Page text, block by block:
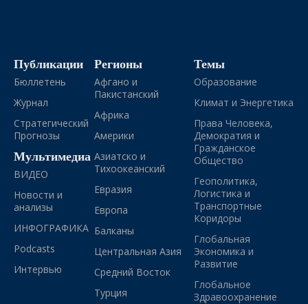
Публикации
Бюллетень
Журнал
Стратегический
Прогнозы
Мультимедиа
ВИДЕО
Новости и
анализы
ИНФОГРАФИКА
Podcasts
Интервью
Регионы
Афгано и
Пакистанский
Африка
Америки
Азиатско и
Тихоокеанский
Евразия
Европа
Балканы
Центральная Азия
Средний Восток
Турция
Темы
Образование
Климат и Энергетика
Права Человека,
Демократия и
Гражданское
Общество
Геополитика,
Логистика и
Транспортные
Коридоры
Глобальная
Экономика и
Развитие
Глобальное
Здравоохранение